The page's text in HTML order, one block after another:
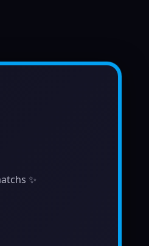
✨